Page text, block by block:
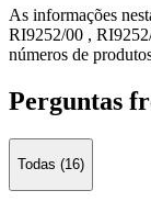
As informações
RI9252/00 ,
números de
Perguntas
Todas (16)